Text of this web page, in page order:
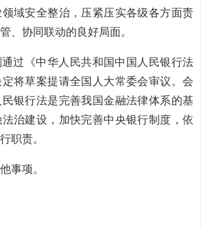
域安全整治，压紧压实各级各方面责
、协同联动的良好局面。
过《中华人民共和国中国人民银行法
定将草案提请全国人大常委会审议。会
银行法是完善我国金融法律体系的基
治建设，加快完善中央银行制度，依
职责。
事项。